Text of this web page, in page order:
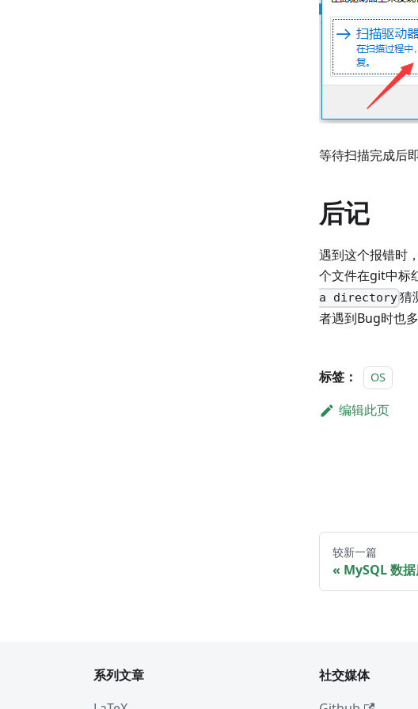
等待扫描完成后
后记
遇到这个报错时
个文件在git中标
a directory猜
者遇到Bug时也
标签： OS
编辑此页
较新一篇
MySQL 数
系列文章
社交媒体